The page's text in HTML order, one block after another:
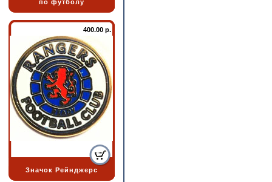
по футболу
400.00 р.
Значок Рейнджерс